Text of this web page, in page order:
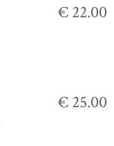
€ 22.00
€ 25.00